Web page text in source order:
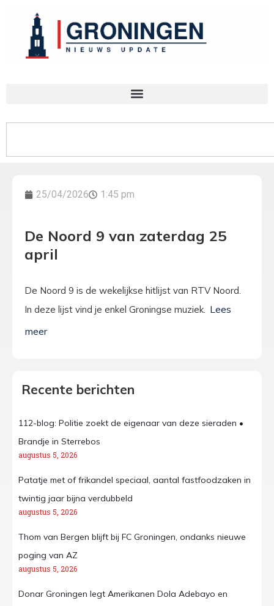
25/04/2026 1:45 pm
De Noord 9 van zaterdag 25
april
De Noord 9 is de wekelijkse hitlijst van RTV Noord.
In deze lijst vind je enkel Groningse muziek.
Recente berichten
112-blog: Politie zoekt de eigenaar van deze sieraden •
Brandje in Sterrebos
augustus 5, 2026
Patatje met of frikandel speciaal, aantal fastfoodzaken in
twintig jaar bijna verdubbeld
augustus 5, 2026
Thom van Bergen blijft bij FC Groningen, ondanks nieuwe
poging van AZ
augustus 5, 2026
Donar Groningen legt Amerikanen Dola Adebayo en